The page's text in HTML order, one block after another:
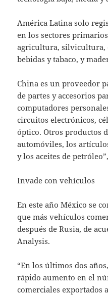
América Latina solo
en los sectores
agricultura, silvicultura,
bebidas y tabaco, y
China es un proveedor
de partes y accesorios
computadores
circuitos electrónicos,
óptico. Otros productos
automóviles, los
y los aceites de
Invade con vehículos
En este año México se
que más vehículos
después de Rusia, de
Analysis.
“En los últimos dos
rápido aumento en el
comerciales exportados